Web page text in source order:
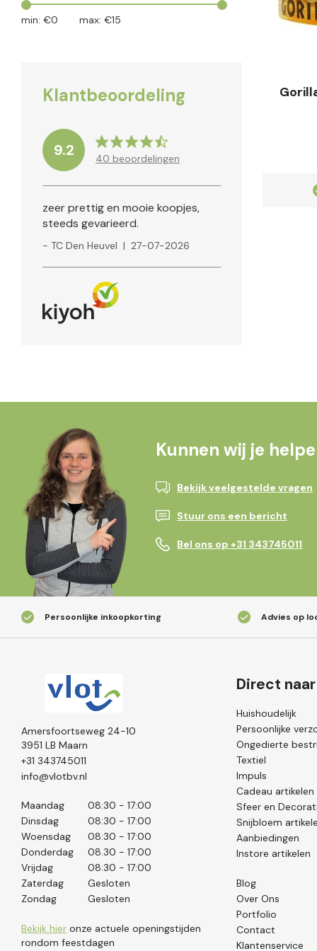
min: €0 max: €15
Klantbeoordeling
9.2 40 beoordelingen
zeer prettig en mooie koopjes,
steeds gevarieerd.
- TC Den Heuvel | 27-07-2026
Kunnen wij je
Bekijk veelgestelde vragen
Stuur ons een bericht
Bel ons op +31 343745011
Persoonlijke inkoopkorting Advies op
Amersfoortseweg 24-10
3951 LB Maarn
+31 343745011
info@vlotbv.nl
Maandag
08:30 - 17:00
Dinsdag
08:30 - 17:00
Woensdag
08:30 - 17:00
Donderdag
08.30 - 17:00
Vrijdag
08:30 - 17:00
Zaterdag
Gesloten
Zondag
Gesloten
Bekijk hier onze actuele openingstijden
rondom feestdagen
Direct naar
Huishoudelijk
Persoonlijke
Ongedierte
Textiel
Impuls
Cadeau artikelen
Sfeer en
Snijbloem
Aanbiedingen
Instore artikelen
Blog
Over Ons
Portfolio
Contact
Klantenservice